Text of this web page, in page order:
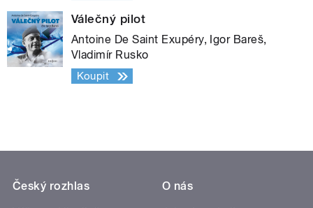
Válečný pilot
Antoine De Saint Exupéry, Igor Bareš,
Vladimír Rusko
Koupit
Český rozhlas
O nás